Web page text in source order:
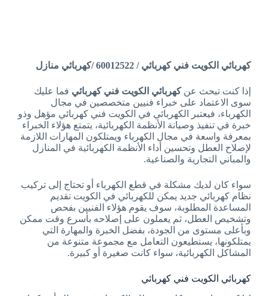
كهربائي الكويت فني كهربائي / 60012522 /كهربائي منازل
إذا كنت تبحث عنكهربائي الكويت فني كهربائي فما عليك
سوى الاعتماد على خبراء فنيين متخصصين في مجال
الكهرباء، فيعتبر الكهربائي في الكويت فني كهربائي مؤهل وذو
خبرة في تنفيذ وصيانة الأنظمة الكهربائية، يتمتع هؤلاء الخبراء
بمعرفة واسعة في مجال الكهرباء ويمتلكون المهارات اللازمة
لإصلاح العطل وتحسين أداء الأنظمة الكهربائية في المنازل
والمباني التجارية والصناعية.
سواء كان لديك مشكلة في قطع الكهرباء أو تحتاج إلى تركيب
نظام كهربائي جديد يمكن للكهربائي في الكويت تقديم
المساعدة المطلوبة، سوف يقوم هؤلاء الفنيين بفحص
وتشخيص العطل، ثم يعملون على إصلاحه بأسرع وقت ممكن
وبأعلى مستوى من الجودة، بفضل الخبرة والمهارة التي
يمتلكونها، يستطيعون التعامل مع مجموعة متنوعة من
المشاكل الكهربائية، سواء كانت صغيرة أو كبيرة.
كهربائي الكويت فني كهربائي